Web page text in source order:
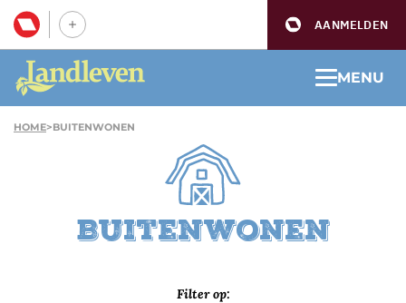
AANMELDEN
MENU
HOME>BUITENWONEN
Buitenwonen
Filter op: